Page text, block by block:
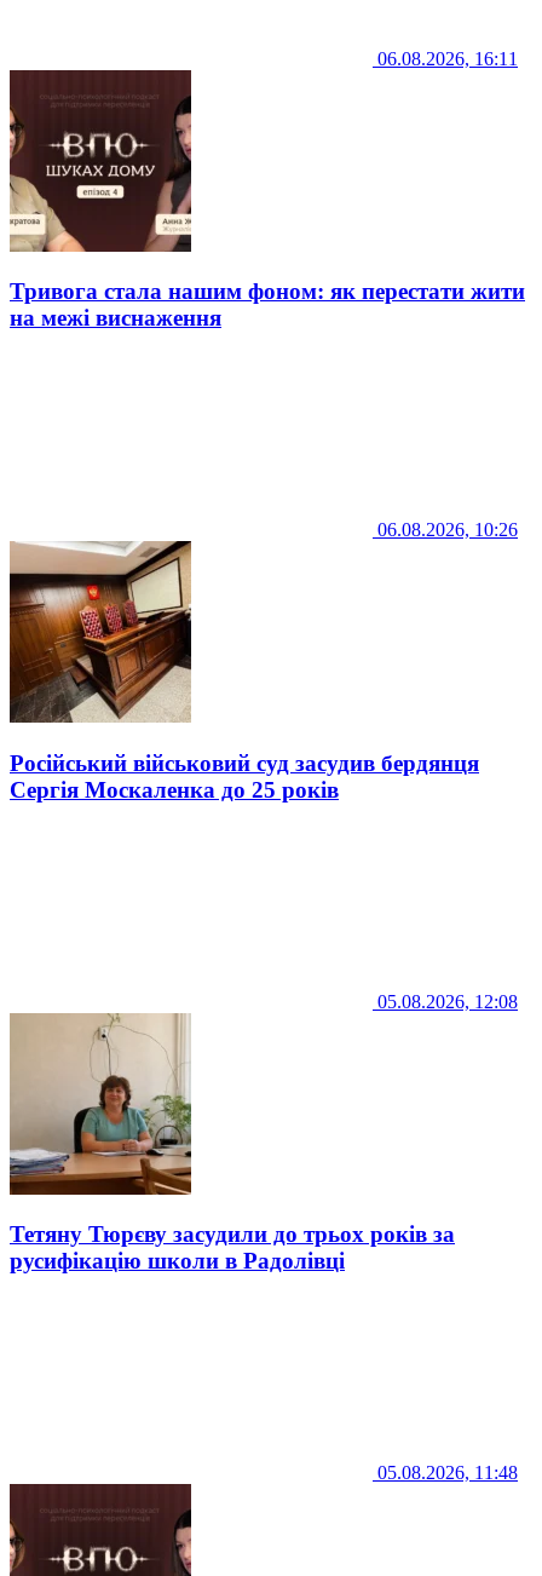
06.08.2026, 16:11
Тривога стала нашим фоном: як перестати жити
на межі виснаження
06.08.2026, 10:26
Російський військовий суд засудив бердянця
Сергія Москаленка до 25 років
05.08.2026, 12:08
Тетяну Тюрєву засудили до трьох років за
русифікацію школи в Радолівці
05.08.2026, 11:48